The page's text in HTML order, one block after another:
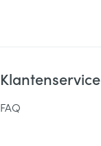
Klantenservice
FAQ